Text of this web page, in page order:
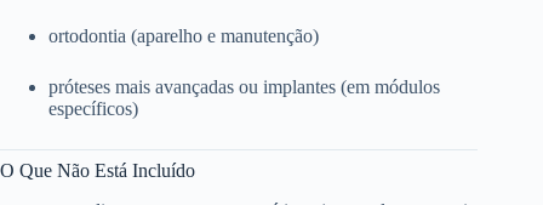
ortodontia (aparelho e manutenção)
próteses mais avançadas ou implantes (em módulos
específicos)
O Que Não Está Incluído